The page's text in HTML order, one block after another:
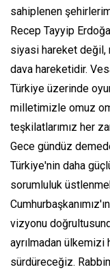
sahiplenen
Recep Tayyip
siyasi hareket değil,
dava hareketidir.
Türkiye üzerinde
milletimizle omuz
teşkilatlarımız her
Gece gündüz
Türkiye'nin daha
sorumluluk
vizyonu
ayrılmadan ülkemizi
sürdüreceğiz.